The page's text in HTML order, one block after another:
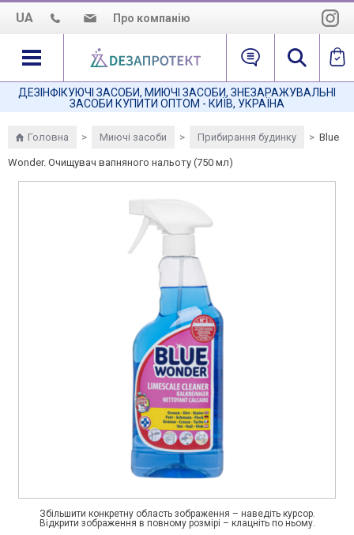
UA Про компанію
Про нас
Наша місія
ДЕЗІНФІКУЮЧІ ЗАСОБИ, МИЮЧІ ЗАСОБИ, ЗНЕЗАРАЖУВАЛЬНІ
ЗАСОБИ КУПИТИ ОПТОМ - КИЇВ, УКРАЇНА
Головна > Миючі засоби > Прибирання будинку > Blue
Wonder. Очищувач вапняного нальоту (750 мл)
Збільшити конкретну область зображення – наведіть курсор.
Відкрити зображення в повному розмірі – клацніть по ньому.